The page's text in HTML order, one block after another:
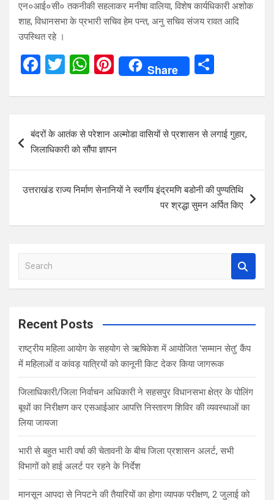
एन०आई०सी० तकनीकी सहलाकर मनीषा वालिया, विशेष कार्यधिकारी अशोक
शाह, विधानसभा के प्रभारी सचिव हेम पन्त, अनु सचिव संजय रावत आदि
उपस्थित रहे ।
F
ce
b
o
k
T
tt
er
W
at
s
A
p
Pi
nt
er
es
t
Share
ar
navigation
बंदरों के आतंक से परेशान अल्मोडा वासियों से प्रशासन से लगाई गुहार,
जिलाधिकारी को सौंपा ज्ञापन
उत्तराखंड राज्य निर्माण सेनानियों ने स्वर्गीय इंद्रमणि बडोनी की पुण्यतिथि
पर श्रद्धा सुमन अर्पित किए
a
c
Recent Posts
राष्ट्रीय महिला आयोग के सहयोग से ऋषिकेश में आयोजित ‘सम्मान सेतु’ कैंप
में महिलाओं व कांवड़ यात्रियों को कानूनी किट देकर किया जागरूक
जिलाधिकारी/जिला निर्वाचन अधिकारी ने सहसपुर विधानसभा क्षेत्र के पोलिंग
बूथों का निरीक्षण कर एसआईआर आपत्ति निस्तारण शिविर की व्यवस्थाओं का
लिया जायजा
भारी से बहुत भारी वर्षा की चेतावनी के बीच जिला प्रशासन अलर्ट, सभी
विभागों को हाई अलर्ट पर रहने के निर्देश
मानसून आपदा से निपटने की तैयारियों का होगा व्यापक परीक्षण, 2 जुलाई को